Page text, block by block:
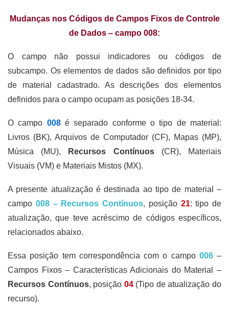
Mudanças nos Códigos de Campos Fixos de Controle
de Dados – campo 008:
O campo não possui indicadores ou códigos de
subcampo. Os elementos de dados são definidos por tipo
de material cadastrado. As descrições dos elementos
definidos para o campo ocupam as posições 18-34.
O campo 008é separado conforme o tipo de material:
Livros (BK), Arquivos de Computador (CF), Mapas (MP),
Música (MU),
Recursos Contínuos(CR), Materiais
Visuais (VM) e Materiais Mistos (MX).
A presente atualização é destinada ao tipo de material –
campo 008 – Recursos Contínuos, posição 21: tipo de
atualização, que teve acréscimo de códigos específicos,
relacionados abaixo.
Essa posição tem correspondência com o campo 006–
Campos Fixos – Características Adicionais do Material –
Recursos Contínuos, posição 04(Tipo de atualização do
recurso).